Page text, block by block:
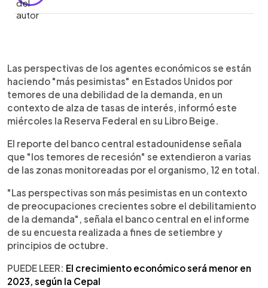
Escuchar artículo
Las perspectivas de los agentes económicos se están
haciendo "más pesimistas" en Estados Unidos por
temores de una debilidad de la demanda, en un
contexto de alza de tasas de interés, informó este
miércoles la Reserva Federal en su Libro Beige.
El reporte del banco central estadounidense señala
que "los temores de recesión" se extendieron a varias
de las zonas monitoreadas por el organismo, 12 en total.
"Las perspectivas son más pesimistas en un contexto
de preocupaciones crecientes sobre el debilitamiento
de la demanda", señala el banco central en el informe
de su encuesta realizada a fines de setiembre y
principios de octubre.
PUEDE LEER: El crecimiento económico será menor en
2023, según la Cepal